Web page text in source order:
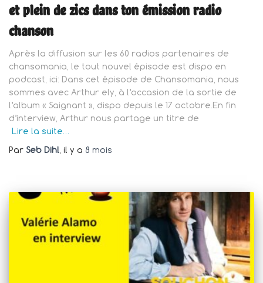
et plein de zics dans ton émission radio
chanson
Après la diffusion sur les 60 radios partenaires de
chansomania, le tout nouvel épisode est dispo en
podcast, ici: Dans cet épisode de Chansomania, nous
sommes avec Arthur ely, à l’occasion de la sortie de
l’album « Saignant », dispo depuis le 17 octobre.En fin
d’interview, Arthur nous partage un titre de
Lire la suite…
Par Seb Dihl, il y a 8 mois